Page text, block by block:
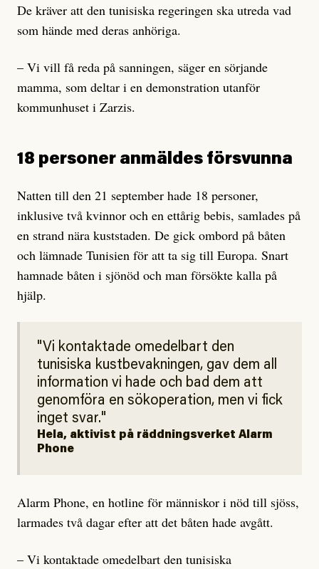
De kräver att den tunisiska regeringen ska utreda vad
som hände med deras anhöriga.
– Vi vill få reda på sanningen, säger en sörjande
mamma, som deltar i en demonstration utanför
kommunhuset i Zarzis.
18 personer anmäldes försvunna
Natten till den 21 september hade 18 personer,
inklusive två kvinnor och en ettårig bebis, samlades på
en strand nära kuststaden. De gick ombord på båten
och lämnade Tunisien för att ta sig till Europa. Snart
hamnade båten i sjönöd och man försökte kalla på
hjälp.
Vi kontaktade omedelbart den
tunisiska kustbevakningen, gav dem all
information vi hade och bad dem att
genomföra en sökoperation, men vi fick
inget svar.
Hela, aktivist på räddningsverket Alarm
Phone
Alarm Phone, en hotline för människor i nöd till sjöss,
larmades två dagar efter att det båten hade avgått.
– Vi kontaktade omedelbart den tunisiska